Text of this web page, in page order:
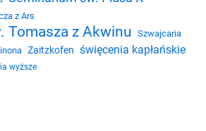
z Ars
Tomasza z Akwinu Szwajcaria
Zaitzkofen święcenia kapłańskie
wyższe